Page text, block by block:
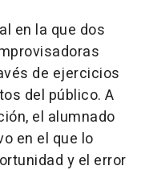
en la que dos
de ejercicios
del público. A
el alumnado
en el que lo
y el error